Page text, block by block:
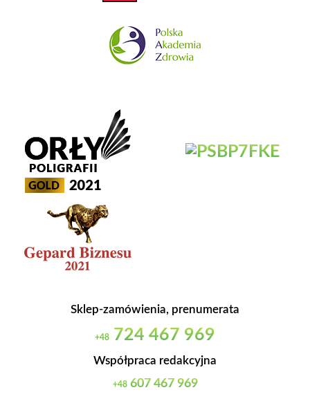
Sklep-zamówienia, prenumerata
+48 724 467 969
Współpraca redakcyjna
+48607 467 969